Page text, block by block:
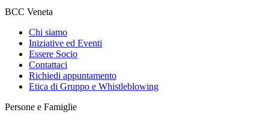
BCC Veneta
Chi siamo
Iniziative ed Eventi
Essere Socio
Contattaci
Richiedi appuntamento
Etica di Gruppo e Whistleblowing
Persone e Famiglie